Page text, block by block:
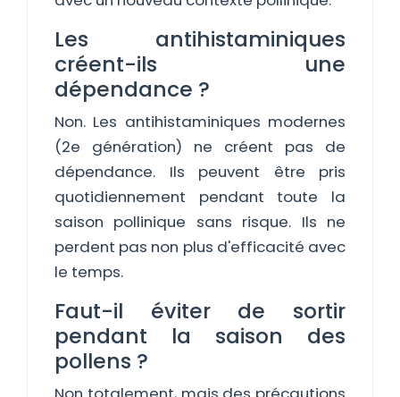
Les antihistaminiques
créent-ils une
dépendance ?
Non. Les antihistaminiques modernes
(2e génération) ne créent pas de
dépendance. Ils peuvent être pris
quotidiennement pendant toute la
saison pollinique sans risque. Ils ne
perdent pas non plus d'efficacité avec
le temps.
Faut-il éviter de sortir
pendant la saison des
pollens ?